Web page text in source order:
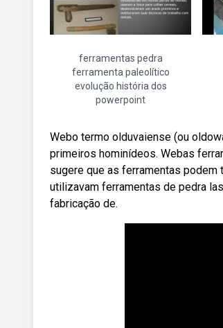
ferramentas pedra
ferramenta paleolítico
evolução história dos
powerpoint
Webo termo olduvaiense (ou
primeiros hominídeos. Webas
sugere que as ferramentas
utilizavam ferramentas de pedra
fabricação de.